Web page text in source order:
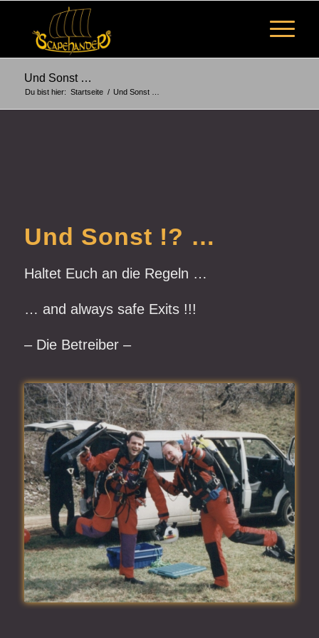
Und Sonst …
Du bist hier: Startseite / Und Sonst …
Und Sonst !? …
Haltet Euch an die Regeln …
… and always safe Exits !!!
– Die Betreiber –